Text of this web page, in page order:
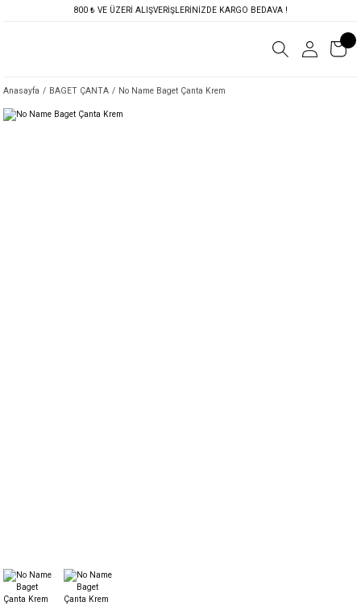
800 ₺ VE ÜZERİ ALIŞVERİŞLERİNİZDE KARGO BEDAVA !
Anasayfa BAGET ÇANTA No Name Baget Çanta Krem